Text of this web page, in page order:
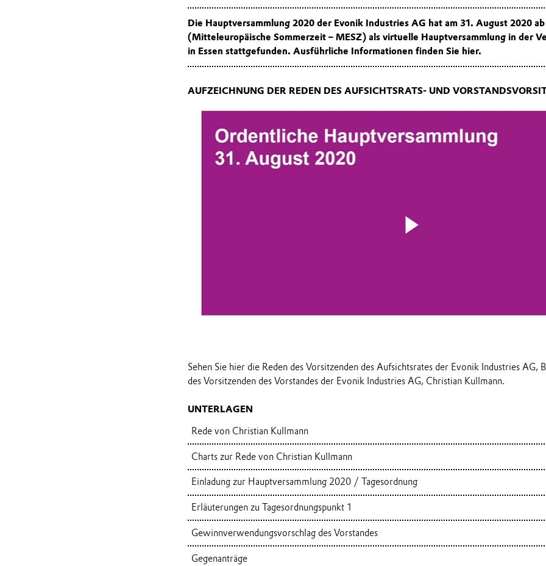
Die Hauptversammlung 2020 der Evonik Industries AG hat am 31. August 2020
(Mitteleuropäische Sommerzeit – MESZ) als virtuelle Hauptversammlung in der
in Essen stattgefunden. Ausführliche Informationen finden Sie hier.
AUFZEICHNUNG DER REDEN DES AUFSICHTSRATS- UND
Play
Sehen Sie hier die Reden des Vorsitzenden des Aufsichtsrates der Evonik Industries AG,
des Vorsitzenden des Vorstandes der Evonik Industries AG, Christian Kullmann.
UNTERLAGEN
Rede von Christian Kullmann
Charts zur Rede von Christian Kullmann
Einladung zur Hauptversammlung 2020 / Tagesordnung
Erläuterungen zu Tagesordnungspunkt 1
Gewinnverwendungsvorschlag des Vorstandes
Gegenanträge